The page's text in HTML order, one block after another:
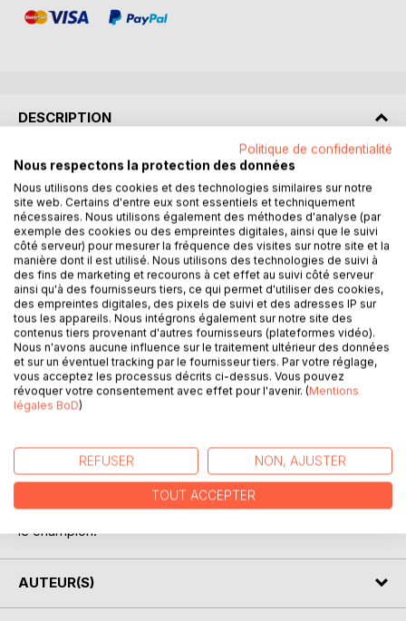
DESCRIPTION
Mikhaïl Botvinnik est reconnu comme étant à la fois l'un
des plus grands maîtres d'échecs de tous les temps et un
écrivain important dans le domaine du jeu d'échecs. Ainsi,
ses ouvrages sont souvent présentés comme des
modèles du point de vue de la qualité des analyses et des
commentaires, et maints d'entre eux sont considérés
comme étant des classiques de la littérature échiquéenne.
Dans ce livre, Mikhaïl Botvinnik mêle l'analyse et le récit
d'anecdotes auxquelles ces quinze parties ont donné lieu.
Cela confère à l'ouvrage un côté très humain et très vivant.
Aux détours de ces parties et de ces histoires, le lecteur
croisera plusieurs des plus célèbres grands maîtres du XXe
siècle devenus presque tous des "légendes" de la grande
Reshevsky, Euwe, Kérès, Bronstein et bien d'autres.
Un ouvrage très accessible qui peut être recommandé à
n'importe quel joueur d'échecs : aussi bien le débutant que
le champion.
AUTEUR(S)
Politique de confidentialité
Nous respectons la protection des données
Nous utilisons des cookies et des technologies similaires sur notre
site web. Certains d'entre eux sont essentiels et techniquement
nécessaires. Nous utilisons également des méthodes d'analyse (par
exemple des cookies ou des empreintes digitales, ainsi que le suivi
côté serveur) pour mesurer la fréquence des visites sur notre site et la
manière dont il est utilisé. Nous utilisons des technologies de suivi à
des fins de marketing et recourons à cet effet au suivi côté serveur
ainsi qu'à des fournisseurs tiers, ce qui permet d'utiliser des cookies,
des empreintes digitales, des pixels de suivi et des adresses IP sur
tous les appareils. Nous intégrons également sur notre site des
contenus tiers provenant d'autres fournisseurs (plateformes vidéo).
Nous n'avons aucune influence sur le traitement ultérieur des données
et sur un éventuel tracking par le fournisseur tiers. Par votre réglage,
vous acceptez les processus décrits ci-dessus. Vous pouvez
révoquer votre consentement avec effet pour l'avenir. (Mentions
légales BoD)
REFUSER NON, AJUSTER
TOUT ACCEPTER